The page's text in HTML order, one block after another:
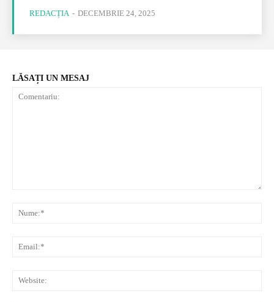
REDACȚIA - DECEMBRIE 24, 2025
LĂSAȚI UN MESAJ